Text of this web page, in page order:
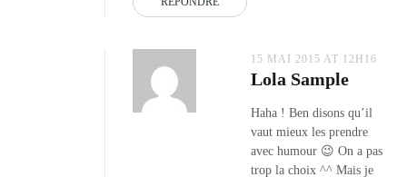
15 MAI 2015 AT 12H16
Lola Sample
Haha ! Ben disons qu’il
vaut mieux les prendre
avec humour 😉 On a pas
trop la choix ^^ Mais je